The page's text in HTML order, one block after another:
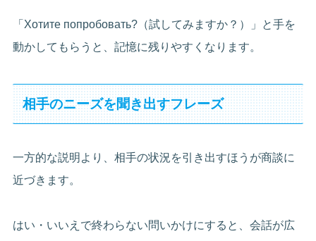
「Хотите попробовать?（試してみますか？）」と手を
動かしてもらうと、記憶に残りやすくなります。
相手のニーズを聞き出すフレーズ
一方的な説明より、相手の状況を引き出すほうが商談に
近づきます。
はい・いいえで終わらない問いかけにすると、会話が広